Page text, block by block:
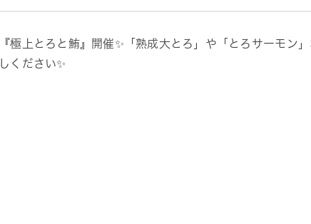
『極上とろと鮪』開催✨「熟成大とろ」や「とろサーモン
しください✨